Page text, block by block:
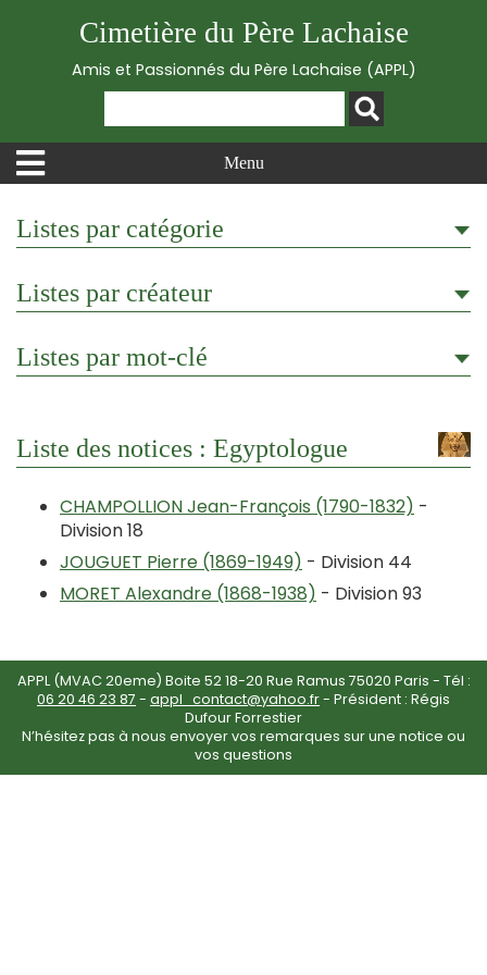
Cimetière du Père Lachaise
Amis et Passionnés du Père Lachaise (APPL)
Menu
Listes par catégorie
Listes par créateur
Listes par mot-clé
Liste des notices : Egyptologue
CHAMPOLLION Jean-François (1790-1832) -
Division 18
JOUGUET Pierre (1869-1949) - Division 44
MORET Alexandre (1868-1938) - Division 93
APPL (MVAC 20eme) Boite 52 18-20 Rue Ramus 75020 Paris - Tél :
06 20 46 23 87 - appl_contact@yahoo.fr- Président : Régis
Dufour Forrestier
N’hésitez pas à nous envoyer vos remarques sur une notice ou
vos questions